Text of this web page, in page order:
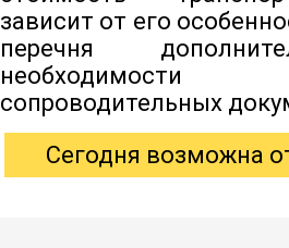
зависит от его
перечня
необходимости
сопроводительных
Сегодня возможна